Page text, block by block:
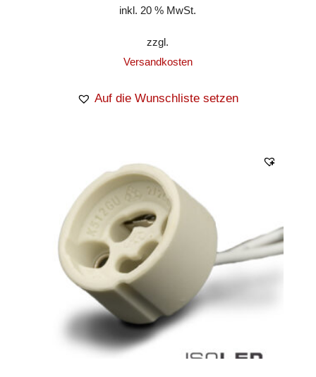
inkl. 20 % MwSt.
zzgl.
Versandkosten
Auf die Wunschliste setzen